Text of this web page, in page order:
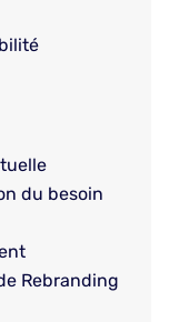
du besoin
Rebranding